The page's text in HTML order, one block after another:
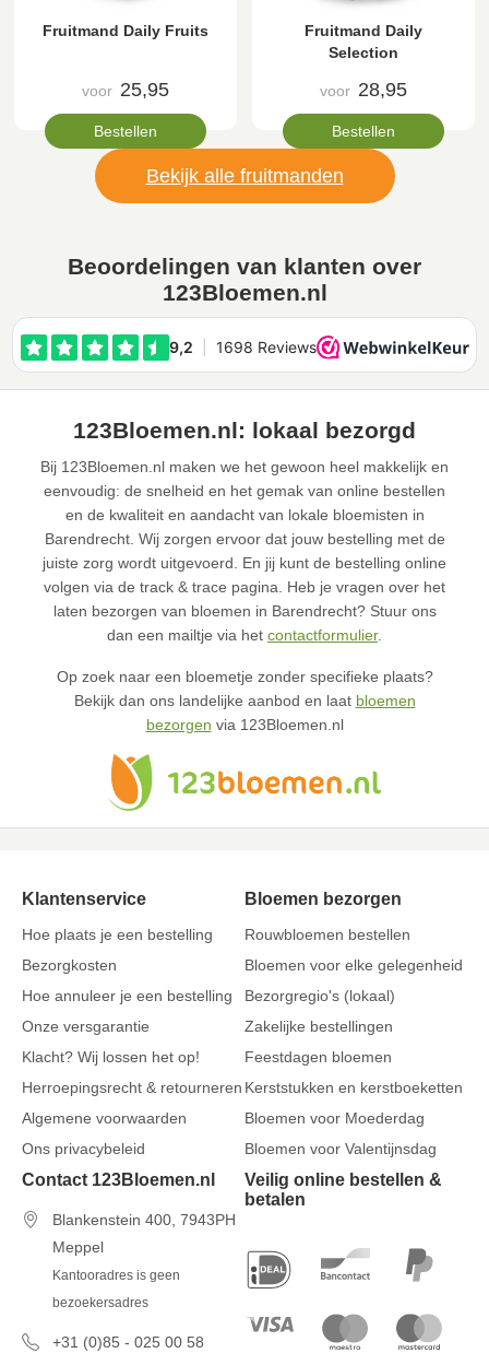
Fruitmand Daily Fruits
voor 25,95
Bestellen
Fruitmand Daily
Selection
voor 28,95
Bestellen
Bekijk alle fruitmanden
Beoordelingen van klanten over
123Bloemen.nl
123Bloemen.nl: lokaal bezorgd
Bij 123Bloemen.nl maken we het gewoon heel makkelijk en
eenvoudig: de snelheid en het gemak van online bestellen
en de kwaliteit en aandacht van lokale bloemisten in
Barendrecht. Wij zorgen ervoor dat jouw bestelling met de
juiste zorg wordt uitgevoerd. En jij kunt de bestelling online
volgen via de track & trace pagina. Heb je vragen over het
laten bezorgen van bloemen in Barendrecht? Stuur ons
dan een mailtje via het contactformulier.
Op zoek naar een bloemetje zonder specifieke plaats?
Bekijk dan ons landelijke aanbod en laat bloemen
bezorgen via 123Bloemen.nl
Klantenservice
Hoe plaats je een bestelling
Bezorgkosten
Hoe annuleer je een bestelling
Onze versgarantie
Klacht? Wij lossen het op!
Herroepingsrecht & retourneren
Algemene voorwaarden
Ons privacybeleid
Bloemen bezorgen
Rouwbloemen bestellen
Bloemen voor elke gelegenheid
Bezorgregio's (lokaal)
Zakelijke bestellingen
Feestdagen bloemen
Kerststukken en kerstboeketten
Bloemen voor Moederdag
Bloemen voor Valentijnsdag
Contact 123Bloemen.nl
Blankenstein 400, 7943PH
Meppel
Kantooradres is geen
bezoekersadres
+31 (0)85 - 025 00 58
Veilig online bestellen &
betalen